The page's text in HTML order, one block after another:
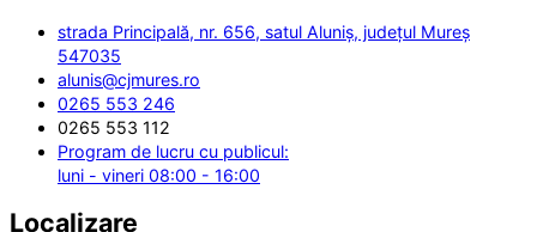
strada Principală, nr. 656, satul Aluniș, județul Mureș
547035
alunis@cjmures.ro
0265 553 246
0265 553 112
Program de lucru cu publicul:
luni - vineri 08:00 - 16:00
Localizare